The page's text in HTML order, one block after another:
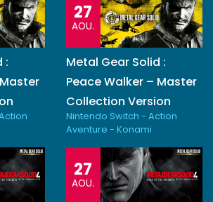
:
27
AOU.
Metal Gear Solid :
Peace Walker – Master
Collection Version
Nintendo Switch - Action
Aventure - Konami
27
AOU.